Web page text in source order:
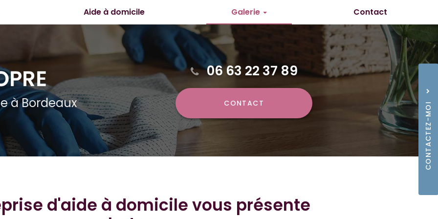
Aide à domicile Galerie
Nettoyage
Aide à domicile
Contact
à Bordeaux
06 63 22 37 89
CONTACT
d'aide à domicile vous présente
CONTACTEZ-MOI
06